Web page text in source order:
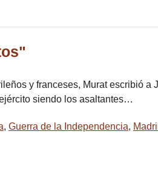
y franceses, Murat escribió
siendo los asaltantes…
, Guerra de la Independencia,